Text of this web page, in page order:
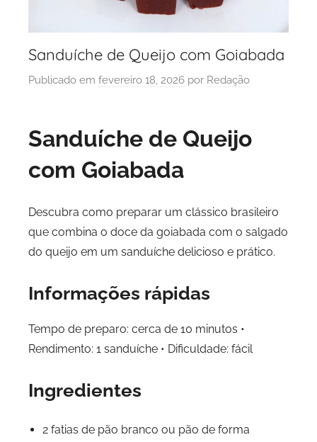
Sanduíche de Queijo com Goiabada
Publicado em fevereiro 18, 2026 por Redação
Sanduíche de Queijo
com Goiabada
Descubra como preparar um clássico brasileiro
que combina o doce da goiabada com o salgado
do queijo em um sanduíche delicioso e prático.
Informações rápidas
Tempo de preparo: cerca de 10 minutos •
Rendimento: 1 sanduíche • Dificuldade: fácil
Ingredientes
2 fatias de pão branco ou pão de forma